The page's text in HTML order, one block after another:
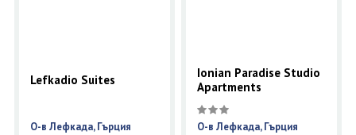
Lefkadio Suites
О-в Лефкада, Гърция
Ionian Paradise Studio
Apartments
О-в Лефкада, Гърция